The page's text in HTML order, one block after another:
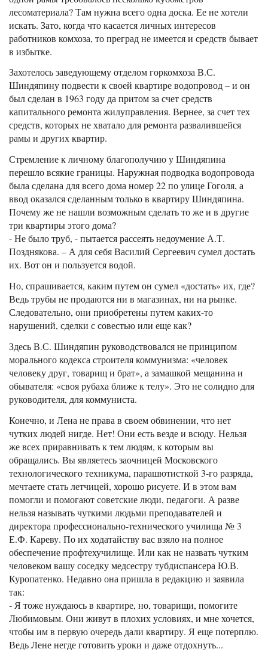
лесоматериала? Там нужна всего одна доска. Ее не хотели
искать. Зато, когда что касается личных интересов
работников комхоза, то преград не имеется и средств бывает
в избытке.
Захотелось заведующему отделом горкомхоза В.С.
Шиндяпину подвести к своей квартире водопровод – и он
был сделан в 1963 году да притом за счет средств
капитального ремонта жилуправления. Вернее, за счет тех
средств, которых не хватало для ремонта развалившейся
рамы и других квартир.
Стремление к личному благополучию у Шиндяпина
перешло всякие границы. Наружная подводка водопровода
была сделана для всего дома номер 22 по улице Гоголя, а
ввод оказался сделанным только в квартиру Шиндяпина.
Почему же не нашли возможным сделать то же и в другие
три квартиры этого дома?
- Не было труб, - пытается рассеять недоумение А.Т.
Позднякова. – А для себя Василий Сергеевич сумел достать
их. Вот он и пользуется водой.
Но, спрашивается, каким путем он сумел «достать» их, где?
Ведь трубы не продаются ни в магазинах, ни на рынке.
Следовательно, они приобретены путем каких-то
нарушений, сделки с совестью или еще как?
Здесь В.С. Шиндяпин руководствовался не принципом
морального кодекса строителя коммунизма: «человек
человеку друг, товарищ и брат», а замашкой мещанина и
обывателя: «своя рубаха ближе к телу». Это не солидно для
руководителя, для коммуниста.
Конечно, и Лена не права в своем обвинении, что нет
чутких людей нигде. Нет! Они есть везде и всюду. Нельзя
же всех приравнивать к тем людям, к которым вы
обращались. Вы являетесь заочницей Московского
технологического техникума, парашютисткой 3-го разряда,
мечтаете стать летчицей, хорошо рисуете. И в этом вам
помогли и помогают советские люди, педагоги. А разве
нельзя называть чуткими людьми преподавателей и
директора профессионально-технического училища № 3
Е.Ф. Кареву. По их ходатайству вас взяло на полное
обеспечение профтехучилище. Или как не назвать чутким
человеком вашу соседку медсестру тубдиспансера Ю.В.
Куропатенко. Недавно она пришла в редакцию и заявила
так:
- Я тоже нуждаюсь в квартире, но, товарищи, помогите
Любимовым. Они живут в плохих условиях, и мне хочется,
чтобы им в первую очередь дали квартиру. Я еще потерплю.
Ведь Лене негде готовить уроки и даже отдохнуть...